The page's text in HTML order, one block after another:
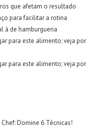
que afetam o resultado
para facilitar a rotina
à de hamburgueria
para este alimento; veja por
para este alimento; veja por
Chef: Domine 6 Técnicas!